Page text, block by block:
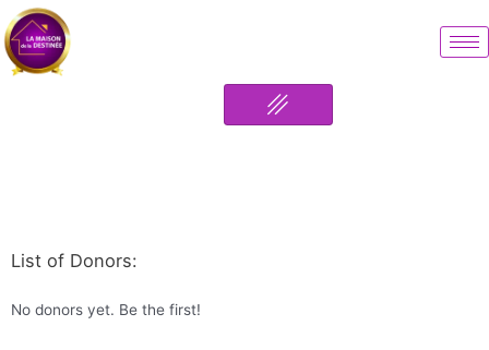
List of Donors:
No donors yet. Be the first!